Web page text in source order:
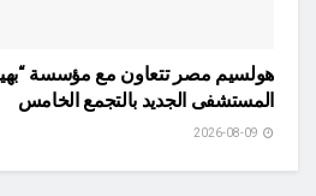
هولسيم مصر تتعاون مع مؤسسة
المستشفى الجديد بالتجمع الخامس